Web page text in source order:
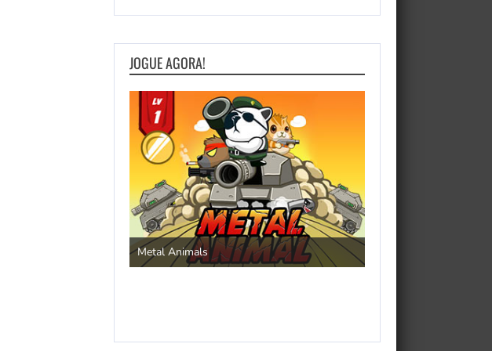
JOGUE AGORA!
Metal Animals